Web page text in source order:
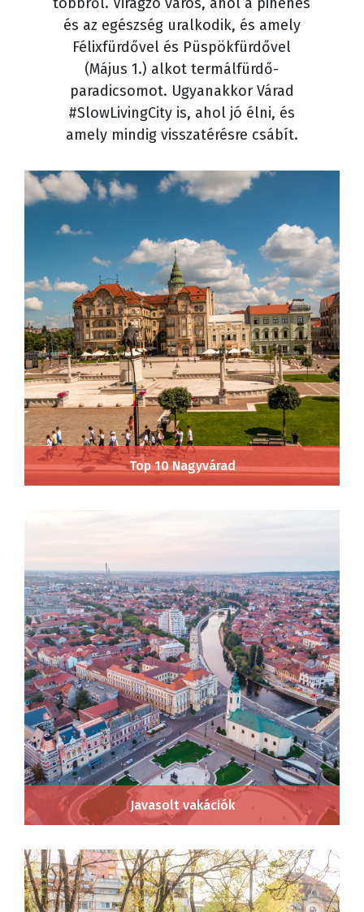
és az egészség uralkodik, és amely
Félixfürdővel és Püspökfürdővel
(Május 1.) alkot termálfürdő-
paradicsomot. Ugyanakkor Várad
#SlowLivingCity is, ahol jó élni, és
amely mindig visszatérésre csábít.
Top 10 Nagyvárad
Javasolt vakációk